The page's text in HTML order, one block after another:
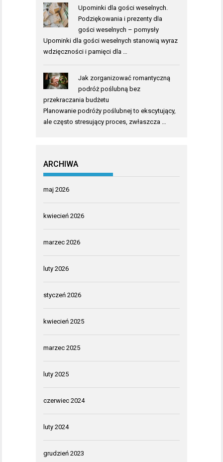
Upominki dla gości weselnych.
Podziękowania i prezenty dla
gości weselnych – pomysły
Upominki dla gości weselnych stanowią wyraz
wdzięczności i pamięci dla …
Jak zorganizować romantyczną
podróż poślubną bez
przekraczania budżetu
Planowanie podróży poślubnej to ekscytujący,
ale często stresujący proces, zwłaszcza …
ARCHIWA
maj 2026
kwiecień 2026
marzec 2026
luty 2026
styczeń 2026
kwiecień 2025
marzec 2025
luty 2025
czerwiec 2024
luty 2024
grudzień 2023